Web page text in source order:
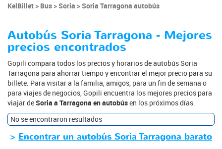
KelBillet Bus Soria Soria Tarragona autobús
Autobús Soria Tarragona - Mejores
precios encontrados
Gopili compara todos los precios y horarios de autobús Soria
Tarragona para ahorrar tiempo y encontrar el mejor precio para su
billete. Para visitar a la familia, amigos, para un fin de semana o
para viajes de negocios, Gopili encuentra los mejores precios para
viajar deSoria a Tarragona en autobúsen los próximos días.
No se encontraron resultados
> Encontrar un autobús Soria Tarragona barato